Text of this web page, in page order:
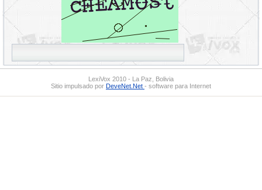
LexiVox 2010 - La Paz, Bolivia
Sitio impulsado por DeveNet.Net - software para Internet